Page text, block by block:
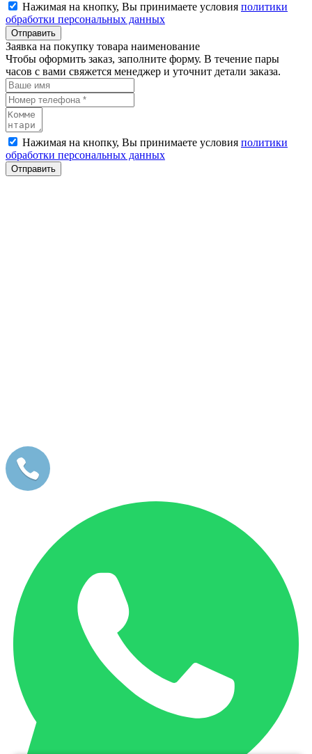
Нажимая на кнопку, Вы принимаете условия политики
обработки персональных данных
Отправить
Заявка на покупку товара наименование
Чтобы оформить заказ, заполните форму. В течение пары
часов с вами свяжется менеджер и уточнит детали заказа.
Нажимая на кнопку, Вы принимаете условия политики
обработки персональных данных
Отправить